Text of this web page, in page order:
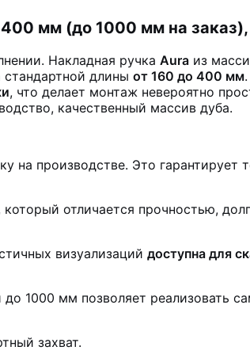
мм (до 1000 мм на
Накладная ручка Aura из
длины от 160 до 400 мм.
, что делает монтаж невероятно
качественный массив дуба.
на производстве. Это гарантирует
который отличается прочностью,
визуализаций доступна для
1000 мм позволяет реализовать
захват.